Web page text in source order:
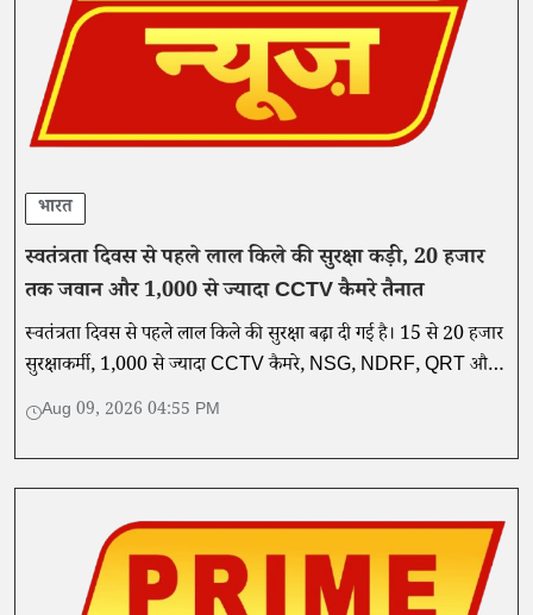
भारत
स्वतंत्रता दिवस से पहले लाल किले की सुरक्षा कड़ी, 20 हजार
तक जवान और 1,000 से ज्यादा CCTV कैमरे तैनात
स्वतंत्रता दिवस से पहले लाल किले की सुरक्षा बढ़ा दी गई है। 15 से 20 हजार
सुरक्षाकर्मी, 1,000 से ज्यादा CCTV कैमरे, NSG, NDRF, QRT और
एंटी-ड्रोन सिस्टम तैनात किए गए हैं।
Aug 09, 2026 04:55 PM